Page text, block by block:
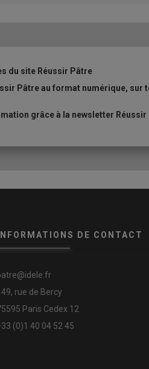
du site Réussir Pâtre
Pâtre au format numérique, sur
grâce à la newsletter Réussir
INFORMATIONS DE CONTACT
rue de Bercy
Paris Cedex 12
(0)1 40 04 52 45